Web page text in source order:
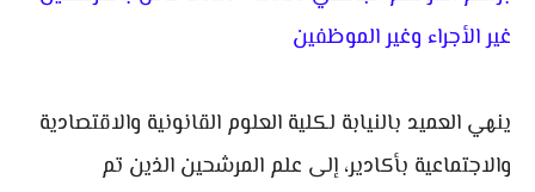
غير الأجراء وغير الموظفين
ينهي العميد بالنيابة لكلية العلوم القانونية والاقتصادية
والاجتماعية بأكادير، إلى علم المرشحين الذين تم